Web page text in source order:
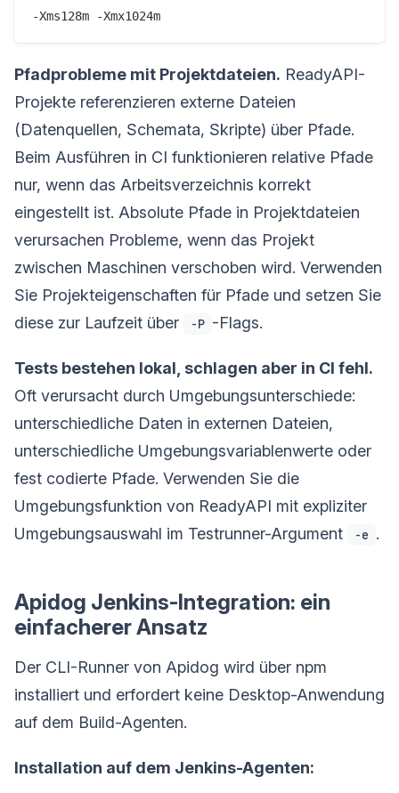
Pfadprobleme mit Projektdateien. ReadyAPI-
Projekte referenzieren externe Dateien
(Datenquellen, Schemata, Skripte) über Pfade.
Beim Ausführen in CI funktionieren relative Pfade
nur, wenn das Arbeitsverzeichnis korrekt
eingestellt ist. Absolute Pfade in Projektdateien
verursachen Probleme, wenn das Projekt
zwischen Maschinen verschoben wird. Verwenden
Sie Projekteigenschaften für Pfade und setzen Sie
diese zur Laufzeit über
-P -Flags.
Tests bestehen lokal, schlagen aber in CI fehl.
Oft verursacht durch Umgebungsunterschiede:
unterschiedliche Daten in externen Dateien,
unterschiedliche Umgebungsvariablenwerte oder
fest codierte Pfade. Verwenden Sie die
Umgebungsfunktion von ReadyAPI mit expliziter
Umgebungsauswahl im Testrunner-Argument
-e .
Apidog Jenkins-Integration: ein
einfacherer Ansatz
Der CLI-Runner von Apidog wird über npm
installiert und erfordert keine Desktop-Anwendung
auf dem Build-Agenten.
Installation auf dem Jenkins-Agenten: